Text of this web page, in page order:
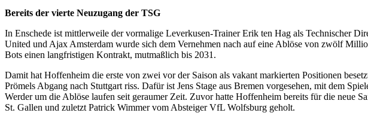
Bereits der vierte Neuzugang der TSG
In Enschede ist mittlerweile der vormalige Leverkusen-Trainer Erik ten Hag als Technischer
United und Ajax Amsterdam wurde sich dem Vernehmen nach auf eine Ablöse von zwölf
Bots einen langfristigen Kontrakt, mutmaßlich bis 2031.
Damit hat Hoffenheim die erste von zwei vor der Saison als vakant markierten Positionen
Prömels Abgang nach Stuttgart riss. Dafür ist Jens Stage aus Bremen vorgesehen, mit dem
Werder um die Ablöse laufen seit geraumer Zeit. Zuvor hatte Hoffenheim bereits für die neue
St. Gallen und zuletzt Patrick Wimmer vom Absteiger VfL Wolfsburg geholt.